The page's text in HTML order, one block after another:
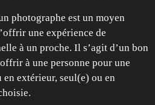
photographe est un moyen
une expérience de
à un proche. Il s’agit d’un bon
à une personne pour une
extérieur, seul(e) ou en